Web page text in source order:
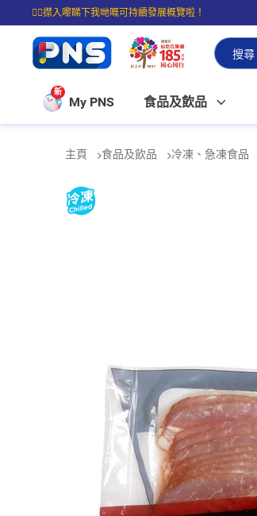
☝🏼㩒入嚟睇下我哋嘅可持續發展概覽啦！
⭐購物滿$399即享免費送貨；滿$100即可免費店取。
新
My PNS 食品及飲品
主頁 食品及飲品 冷凍、急凍食品